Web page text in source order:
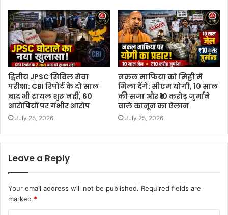
द्वितीय JPSC सिविल सेवा
परीक्षा: CBI रिपोर्ट के दो साल
बाद भी ट्रायल शुरू नहीं, 60
आरोपियों पर गंभीर आरोप
July 25, 2026
नकल माफिया को मिट्टी में
मिला देंगे: सीएम योगी, 10 साल
की सजा और ₹10 करोड़ जुर्माने
वाले कानून का ऐलान
July 25, 2026
Leave a Reply
Your email address will not be published. Required fields are
marked *